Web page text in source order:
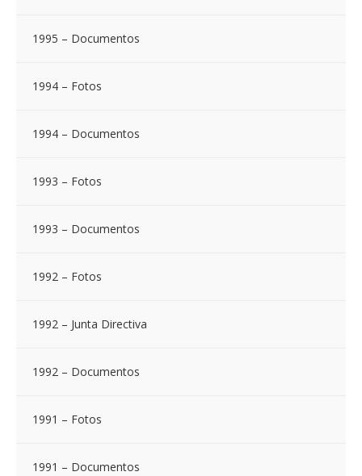
1995 – Documentos
1994 – Fotos
1994 – Documentos
1993 – Fotos
1993 – Documentos
1992 – Fotos
1992 – Junta Directiva
1992 – Documentos
1991 – Fotos
1991 – Documentos